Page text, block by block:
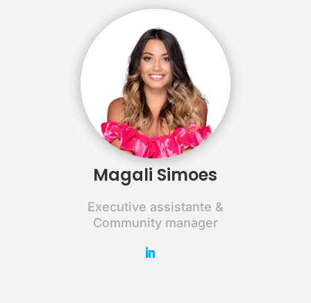
Magali Simoes
Executive assistante &
Community manager